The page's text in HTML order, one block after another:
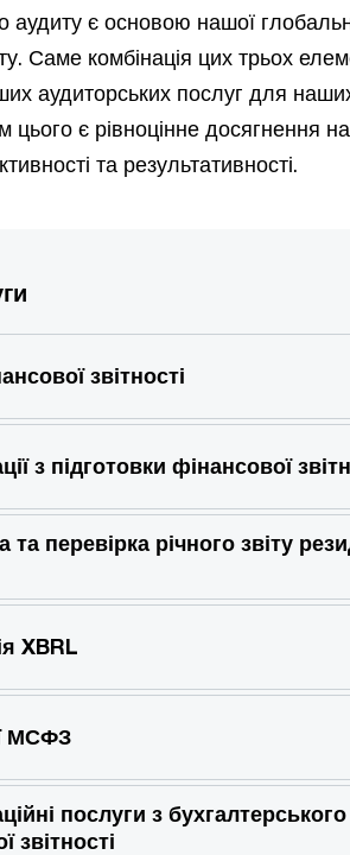
аудиту є основою нашої
Саме комбінація цих трьох
аудиторських послуг для наших
цього є рівноцінне досягнення
та результативності.
звітності
з підготовки фінансової
та перевірка річного звіту
XBRL
МСФЗ
послуги з
звітності